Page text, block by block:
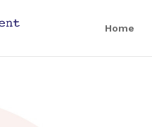
Home